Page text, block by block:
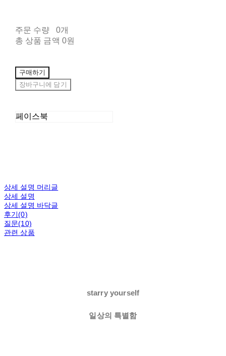
주문 수량
0개
총 상품 금액 0원
구매하기
장바구니에 담기
페이스북
상세 설명 머리글
상세 설명
상세 설명 바닥글
후기(0)
질문(10)
관련 상품
starry yourself
일상의 특별함